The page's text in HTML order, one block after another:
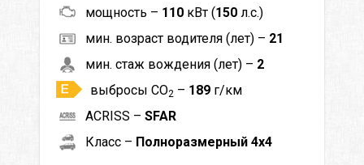
мощность – 110 кВт (150 л.с.)
мин. возраст водителя (лет) – 21
мин. стаж вождения (лет) – 2
выбросы CO2 – 189 г/км
ACRISS – SFAR
Класс – Полноразмерный 4x4